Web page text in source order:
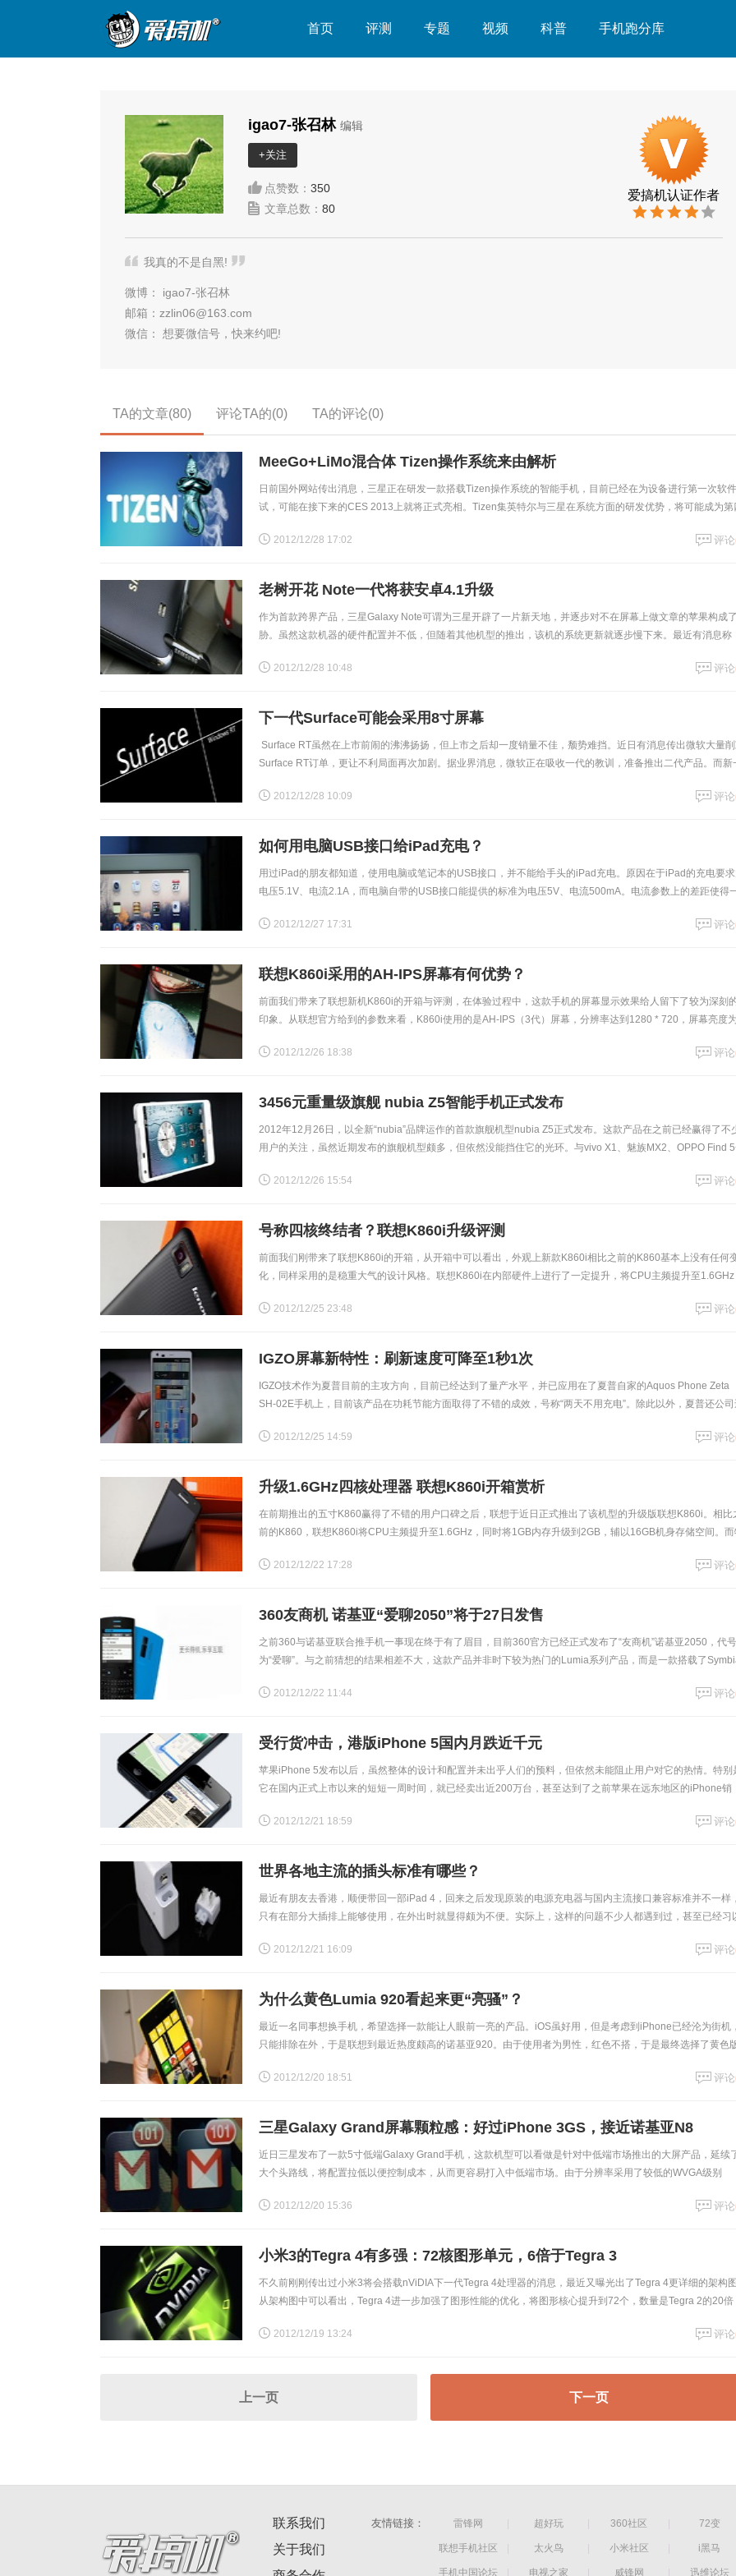
首页 评测 专题 视频 科普 手机跑分库
igao7-张召林 编辑
+关注
点赞数： 350
文章总数： 80
爱搞机认证作者
我真的不是自黑!
微博：
igao7-张召林
邮箱： zzlin06@163.com
微信：
想要微信号，快来约吧!
TA的文章(80) 评论TA的(0) TA的评论(0)
MeeGo+LiMo混合体 Tizen操作系统来由解析
日前国外网站传出消息，三星正在研发一款搭载Tizen操作系统的智能手机，目前已经在为设备进行第一次软
试，可能在接下来的CES 2013上就将正式亮相。Tizen集英特尔与三星在系统方面的研发优势，将可能成为第
2012/12/28 17:02
评论
老树开花 Note一代将获安卓4.1升级
作为首款跨界产品，三星Galaxy Note可谓为三星开辟了一片新天地，并逐步对不在屏幕上做文章的苹果构成
胁。虽然这款机器的硬件配置并不低，但随着其他机型的推出，该机的系统更新就逐步慢下来。最近有消息称
2012/12/28 10:48
评论
下一代Surface可能会采用8寸屏幕
Surface RT虽然在上市前闹的沸沸扬扬，但上市之后却一度销量不佳，颓势难挡。近日有消息传出微软大量
Surface RT订单，更让不利局面再次加剧。据业界消息，微软正在吸收一代的教训，准备推出二代产品。而新
2012/12/28 10:09
评论
如何用电脑USB接口给iPad充电？
用过iPad的朋友都知道，使用电脑或笔记本的USB接口，并不能给手头的iPad充电。原因在于iPad的充电要
电压5.1V、电流2.1A，而电脑自带的USB接口能提供的标准为电压5V、电流500mA。电流参数上的差距使得
2012/12/27 17:31
评论
联想K860i采用的AH-IPS屏幕有何优势？
前面我们带来了联想新机K860i的开箱与评测，在体验过程中，这款手机的屏幕显示效果给人留下了较为深刻
印象。从联想官方给到的参数来看，K860i使用的是AH-IPS（3代）屏幕，分辨率达到1280 * 720，屏幕亮度为
2012/12/26 18:38
评论
3456元重量级旗舰 nubia Z5智能手机正式发布
2012年12月26日，以全新“nubia”品牌运作的首款旗舰机型nubia Z5正式发布。这款产品在之前已经赢得了不
用户的关注，虽然近期发布的旗舰机型颇多，但依然没能挡住它的光环。与vivo X1、魅族MX2、OPPO Find
2012/12/26 15:54
评论
号称四核终结者？联想K860i升级评测
前面我们刚带来了联想K860i的开箱，从开箱中可以看出，外观上新款K860i相比之前的K860基本上没有任何
化，同样采用的是稳重大气的设计风格。联想K860i在内部硬件上进行了一定提升，将CPU主频提升至1.6GHz
2012/12/25 23:48
评论
IGZO屏幕新特性：刷新速度可降至1秒1次
IGZO技术作为夏普目前的主攻方向，目前已经达到了量产水平，并已应用在了夏普自家的Aquos Phone Zeta
SH-02E手机上，目前该产品在功耗节能方面取得了不错的成效，号称“两天不用充电”。除此以外，夏普还公
2012/12/25 14:59
评论
升级1.6GHz四核处理器 联想K860i开箱赏析
在前期推出的五寸K860赢得了不错的用户口碑之后，联想于近日正式推出了该机型的升级版联想K860i。相比
前的K860，联想K860i将CPU主频提升至1.6GHz，同时将1GB内存升级到2GB，辅以16GB机身存储空间。
2012/12/22 17:28
评论
360友商机 诺基亚“爱聊2050”将于27日发售
之前360与诺基亚联合推手机一事现在终于有了眉目，目前360官方已经正式发布了“友商机”诺基亚2050，代号
为“爱聊”。与之前猜想的结果相差不大，这款产品并非时下较为热门的Lumia系列产品，而是一款搭载了
2012/12/22 11:44
评论
受行货冲击，港版iPhone 5国内月跌近千元
苹果iPhone 5发布以后，虽然整体的设计和配置并未出乎人们的预料，但依然未能阻止用户对它的热情。特别
它在国内正式上市以来的短短一周时间，就已经卖出近200万台，甚至达到了之前苹果在远东地区的iPhone销
2012/12/21 18:59
评论
世界各地主流的插头标准有哪些？
最近有朋友去香港，顺便带回一部iPad 4，回来之后发现原装的电源充电器与国内主流接口兼容标准并不一样，
只有在部分大插排上能够使用，在外出时就显得颇为不便。实际上，这样的问题不少人都遇到过，甚至已经习
2012/12/21 16:09
评论
为什么黄色Lumia 920看起来更“亮骚”？
最近一名同事想换手机，希望选择一款能让人眼前一亮的产品。iOS虽好用，但是考虑到iPhone已经沦为街机，
只能排除在外，于是联想到最近热度颇高的诺基亚920。由于使用者为男性，红色不搭，于是最终选择了黄色
2012/12/20 18:51
评论
三星Galaxy Grand屏幕颗粒感：好过iPhone 3GS，接近诺基亚N8
近日三星发布了一款5寸低端Galaxy Grand手机，这款机型可以看做是针对中低端市场推出的大屏产品，延续
大个头路线，将配置拉低以便控制成本，从而更容易打入中低端市场。由于分辨率采用了较低的WVGA级别
2012/12/20 15:36
评论
小米3的Tegra 4有多强：72核图形单元，6倍于Tegra 3
不久前刚刚传出过小米3将会搭载nViDIA下一代Tegra 4处理器的消息，最近又曝光出了Tegra 4更详细的架构图
从架构图中可以看出，Tegra 4进一步加强了图形性能的优化，将图形核心提升到72个，数量是Tegra 2的20倍
2012/12/19 13:24
评论
上一页 下一页
联系我们
关于我们
友情链接： 雷锋网 超好玩 360社区 72变
联想手机社区 太火鸟 小米社区 i黑马
手机中国论坛 电视之家 威锋网 迅维论坛